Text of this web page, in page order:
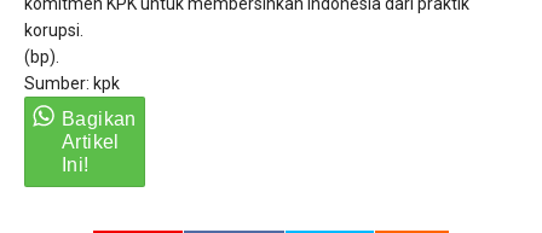
korupsi.
​(bp).
Sumber: kpk